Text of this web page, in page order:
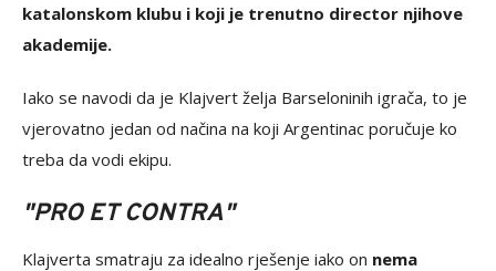
katalonskom klubu i koji je trenutno director njihove
akademije.
Iako se navodi da je Klajvert želja Barseloninih igrača, to je
vjerovatno jedan od načina na koji Argentinac poručuje ko
treba da vodi ekipu.
"PRO ET CONTRA"
Klajverta smatraju za idealno rješenje iako on nema